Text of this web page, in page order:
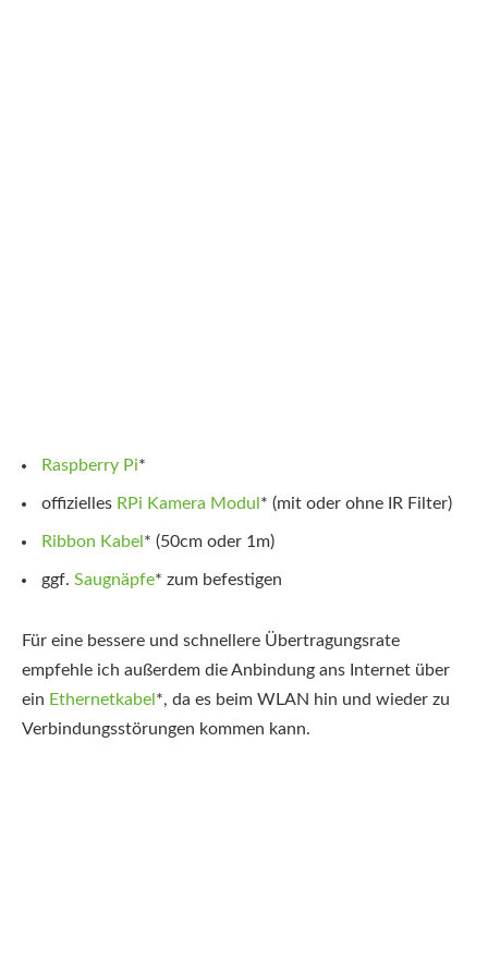
Raspberry Pi*
offizielles RPi Kamera Modul * (mit oder ohne IR Filter)
Ribbon Kabel * (50cm oder 1m)
ggf. Saugnäpfe* zum befestigen
Für eine bessere und schnellere Übertragungsrate
empfehle ich außerdem die Anbindung ans Internet über
ein Ethernetkabel *, da es beim WLAN hin und wieder zu
Verbindungsstörungen kommen kann.